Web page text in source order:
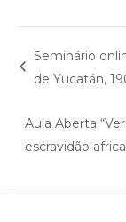
Seminário
de Yucatán,
Aula Aberta
escravidão